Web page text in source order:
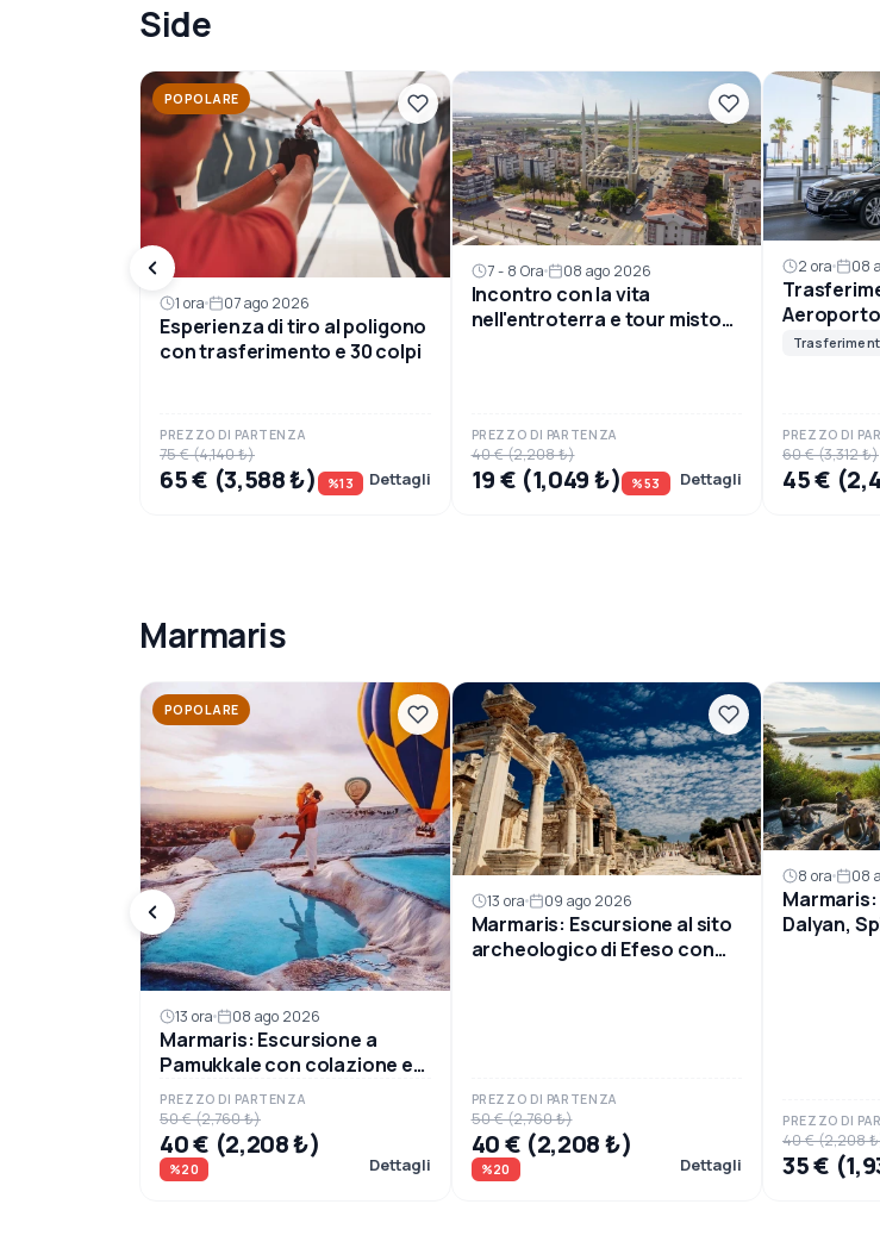
Side
POPOLARE
1 ora 07 ago 2026
Esperienza di tiro al poligono
con trasferimento e 30 colpi
PREZZO DI PARTENZA
75 € (4,140 ₺)
65 € (3,588 ₺) %13 Dettagli
7 - 8 Ora 08 ago 2026
Incontro con la vita
nell'entroterra e tour misto
PREZZO DI PARTENZA
40 € (2,208 ₺)
19 € (1,049 ₺) %53 Dettagli
2 ora 08
PREZZO DI
60 € (3,312 ₺)
45 €
Marmaris
POPOLARE
13 ora 08 ago 2026
Marmaris: Escursione a
Pamukkale con colazione e
visita guidata
PREZZO DI PARTENZA
50 € (2,760 ₺)
40 € (2,208 ₺)
%20 Dettagli
13 ora 09 ago 2026
Marmaris: Escursione al sito
archeologico di Efeso con
PREZZO DI PARTENZA
50 € (2,760 ₺)
40 € (2,208 ₺)
%20 Dettagli
8 ora 08
Dalyan,
PREZZO DI
40 € (2,208
35 €